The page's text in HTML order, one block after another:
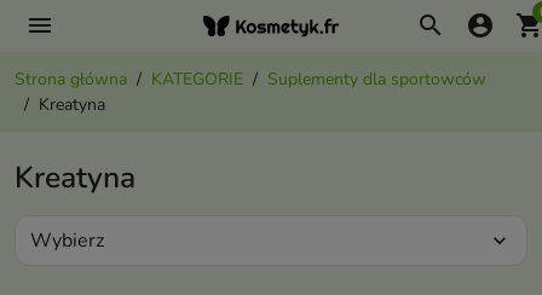
menu search account_circle
Strona główna KATEGORIE
Suplementy dla sportowców
Kreatyna
Kreatyna
Wybierz expand_more